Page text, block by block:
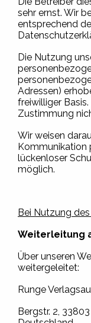
sehr ernst. Wir
entsprechend
Die Nutzung
Adressen)
freiwilliger
Zustimmung
Wir weisen
Kommunikation
lückenloser
möglich.
Bei Nutzung
Weiterleitung
Über unseren
weitergeleitet:
Runge
Bergstr. 2,